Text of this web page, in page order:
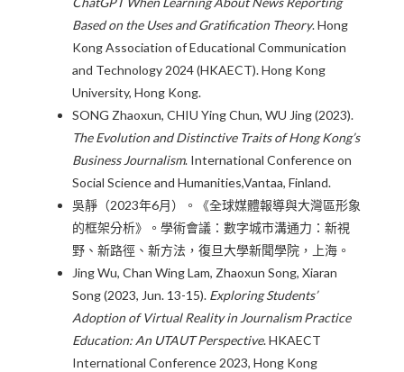
Based on the Uses and Gratification Theory. Hong
Kong Association of Educational Communication
and Technology 2024 (HKAECT). Hong Kong
University, Hong Kong.
SONG Zhaoxun, CHIU Ying Chun, WU Jing (2023).
The Evolution and Distinctive Traits of Hong Kong’s
Business Journalism. International Conference on
Social Science and Humanities,Vantaa, Finland.
吳靜（2023年6月）。《全球媒體報導與大灣區形象
的框架分析》。學術會議：數字城市溝通力：新視
野、新路徑、新方法，復旦大學新聞學院，上海。
Jing Wu, Chan Wing Lam, Zhaoxun Song, Xiaran
Song (2023, Jun. 13-15). Exploring Students’
Adoption of Virtual Reality in Journalism Practice
Education: An UTAUT Perspective. HKAECT
International Conference 2023, Hong Kong